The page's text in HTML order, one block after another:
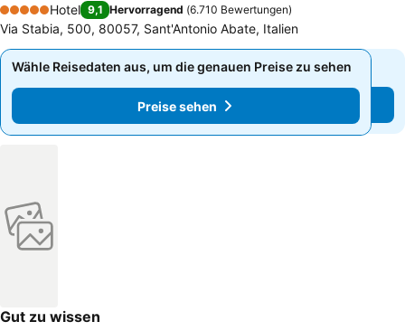
5 Sterne
Hotel 9,1 Hervorragend (6.710 Bewertungen)
Via Stabia, 500, 80057, Sant'Antonio Abate, Italien
Wähle Reisedaten aus, um die genauen Preise zu sehen
Preise sehen
Wähle Reisedaten aus, um die genauen Preise zu sehen
Preise sehen
Gut zu wissen